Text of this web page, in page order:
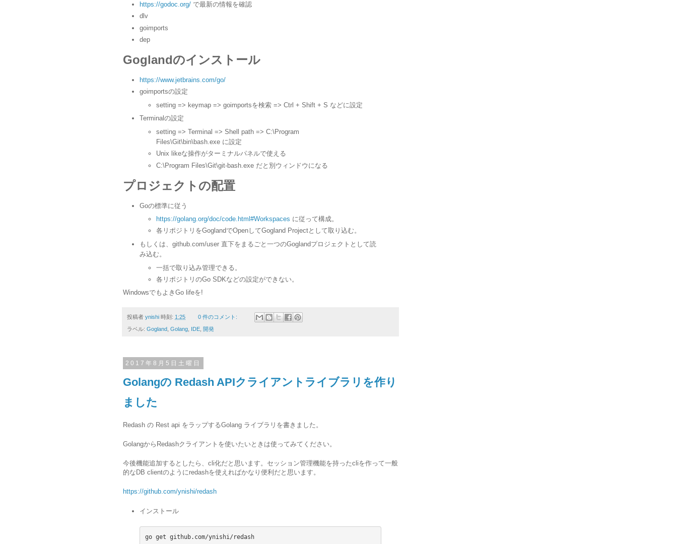
https://godoc.org/ で最新の情報を確認
dlv
goimports
dep
Goglandのインストール
https://www.jetbrains.com/go/
goimportsの設定
setting => keymap => goimportsを検索 => Ctrl + Shift + S などに設定
Terminalの設定
setting => Terminal => Shell path => C:\Program
Files\Git\bin\bash.exe に設定
Unix likeな操作がターミナルパネルで使える
C:\Program Files\Git\git-bash.exe だと別ウィンドウになる
プロジェクトの配置
Goの標準に従う
https://golang.org/doc/code.html#Workspaces に従って構成。
各リポジトリをGoglandでOpenしてGogland Projectとして取り込む。
もしくは、github.com/user 直下をまるごと一つのGoglandプロジェクトとして読
み込む。
一括で取り込み管理できる。
各リポジトリのGo SDKなどの設定ができない。
WindowsでもよきGo lifeを!
投稿者 ynishi 時刻: 1:25 0 件のコメント:
ラベル: Gogland Golang IDE 開発
2017年8月5日土曜日
Golangの Redash APIクライアントライブラリを作り
ました
Redash の Rest api をラップするGolang ライブラリを書きました。
GolangからRedashクライアントを使いたいときは使ってみてください。
今後機能追加するとしたら、cli化だと思います。セッション管理機能を持ったcliを作って一般
的なDB clientのようにredashを使えればかなり便利だと思います。
https://github.com/ynishi/redash
インストール
go get github.com/ynishi/redash